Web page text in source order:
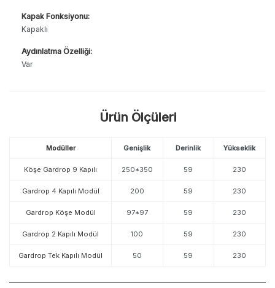
Kapak Fonksiyonu:
Kapaklı
Aydınlatma Özelliği:
Var
Ürün Ölçüleri
Modüller Genişlik Derinlik Yükseklik
Köşe Gardrop 9 Kapılı 250*350 59 230
Gardrop 4 Kapılı Modül 200 59 230
Gardrop Köşe Modül 97*97 59 230
Gardrop 2 Kapılı Modül 100 59 230
Gardrop Tek Kapılı Modül 50 59 230